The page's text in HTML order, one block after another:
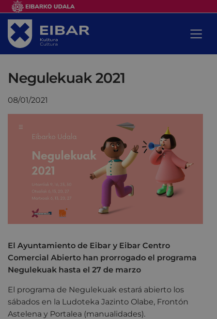
Negulekuak 2021
08/01/2021
El Ayuntamiento de Eibar y Eibar Centro
Comercial Abierto han prorrogado el programa
Negulekuak hasta el 27 de marzo
El programa de Negulekuak estará abierto los
sábados en la Ludoteka Jazinto Olabe, Frontón
Astelena y Portalea (manualidades).